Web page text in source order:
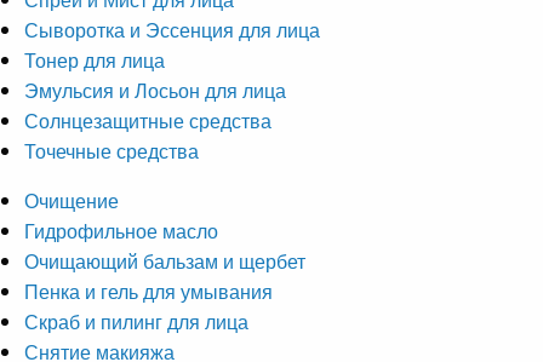
Сыворотка и Эссенция для лица
Тонер для лица
Эмульсия и Лосьон для лица
Солнцезащитные средства
Точечные средства
Очищение
Гидрофильное масло
Очищающий бальзам и щербет
Пенка и гель для умывания
Скраб и пилинг для лица
Снятие макияжа